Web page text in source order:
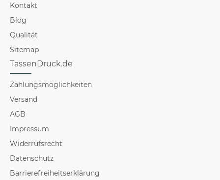
Kontakt
Blog
Qualität
Sitemap
TassenDruck.de
Zahlungsmöglichkeiten
Versand
AGB
Impressum
Widerrufsrecht
Datenschutz
Barrierefreiheitserklärung